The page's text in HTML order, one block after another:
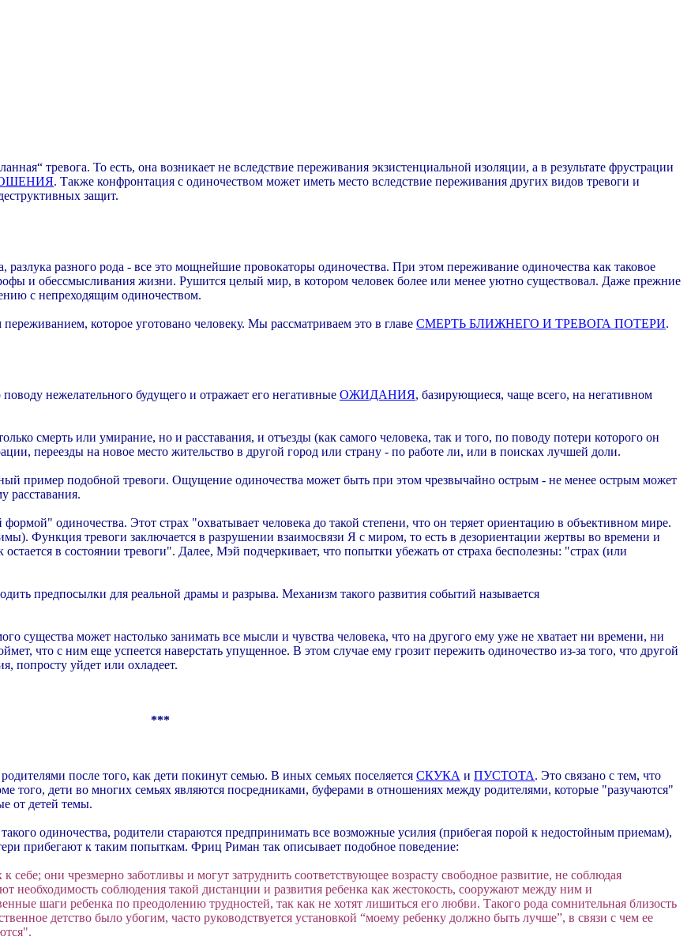
тревога. То есть, она возникает не вследствие переживания экзистенциальной изоляции, а в результате фрустрации
. Также конфронтация с одиночеством может иметь место вследствие переживания других видов тревоги и
защит.
разного рода - все это мощнейшие провокаторы одиночества. При этом переживание одиночества как таковое
и обессмысливания жизни. Рушится целый мир, в котором человек более или менее уютно существовал. Даже прежние
с непреходящим одиночеством.
которое уготовано человеку. Мы рассматриваем это в главе СМЕРТЬ БЛИЖНЕГО И ТРЕВОГА ПОТЕРИ.
нежелательного будущего и отражает его негативные ОЖИДАНИЯ, базирующиеся, чаще всего, на негативном
смерть или умирание, но и расставания, и отъезды (как самого человека, так и того, по поводу потери которого он
переезды на новое место жительство в другой город или страну - по работе ли, или в поисках лучшей доли.
пример подобной тревоги. Ощущение одиночества может быть при этом чрезвычайно острым - не менее острым может
расставания.
одиночества. Этот страх "охватывает человека до такой степени, что он теряет ориентацию в объективном мире.
Функция тревоги заключается в разрушении взаимосвязи Я с миром, то есть в дезориентации жертвы во времени и
остается в состоянии тревоги". Далее, Мэй подчеркивает, что попытки убежать от страха бесполезны: "страх (или
предпосылки для реальной драмы и разрыва. Механизм такого развития событий называется
существа может настолько занимать все мысли и чувства человека, что на другого ему уже не хватает ни времени, ни
что с ним еще успеется наверстать упущенное. В этом случае ему грозит пережить одиночество из-за того, что другой
попросту уйдет или охладеет.
***
после того, как дети покинут семью. В иных семьях поселяется СКУКА и ПУСТОТА. Это связано с тем, что
во многих семьях являются посредниками, буферами в отношениях между родителями, которые "разучаются"
от детей темы.
одиночества, родители стараются предпринимать все возможные усилия (прибегая порой к недостойным приемам),
прибегают к таким попыткам. Фриц Риман так описывает подобное поведение:
они чрезмерно заботливы и могут затруднить соответствующее возрасту свободное развитие, не соблюдая
соблюдения такой дистанции и развития ребенка как жестокость, сооружают между ним и
шаги ребенка по преодолению трудностей, так как не хотят лишиться его любви. Такого рода сомнительная близость
детство было убогим, часто руководствуется установкой “моему ребенку должно быть лучше”, в связи с чем ее